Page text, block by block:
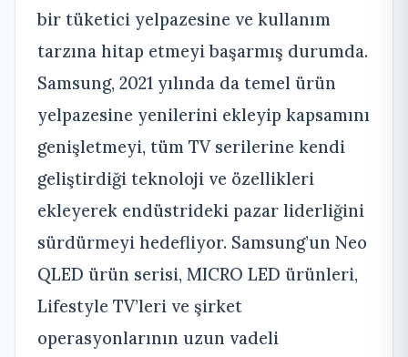
bir tüketici yelpazesine ve kullanım
tarzına hitap etmeyi başarmış durumda.
Samsung, 2021 yılında da temel ürün
yelpazesine yenilerini ekleyip kapsamını
genişletmeyi, tüm TV serilerine kendi
geliştirdiği teknoloji ve özellikleri
ekleyerek endüstrideki pazar liderliğini
sürdürmeyi hedefliyor. Samsung’un Neo
QLED ürün serisi, MICRO LED ürünleri,
Lifestyle TV’leri ve şirket
operasyonlarının uzun vadeli